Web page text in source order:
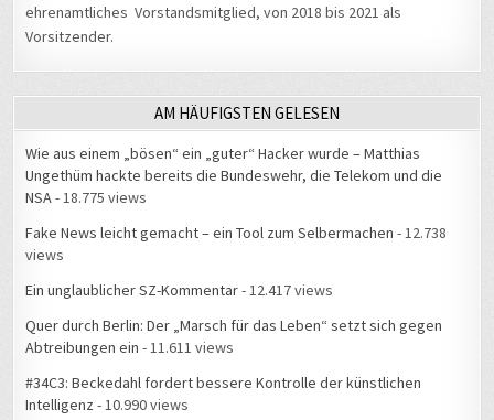
ehrenamtliches Vorstandsmitglied, von 2018 bis 2021 als
Vorsitzender.
AM HÄUFIGSTEN GELESEN
Wie aus einem „bösen“ ein „guter“ Hacker wurde – Matthias
Ungethüm hackte bereits die Bundeswehr, die Telekom und die
NSA- 18.775 views
Fake News leicht gemacht – ein Tool zum Selbermachen - 12.738
views
Ein unglaublicher SZ-Kommentar- 12.417 views
Quer durch Berlin: Der „Marsch für das Leben“ setzt sich gegen
Abtreibungen ein - 11.611 views
#34C3: Beckedahl fordert bessere Kontrolle der künstlichen
Intelligenz - 10.990 views